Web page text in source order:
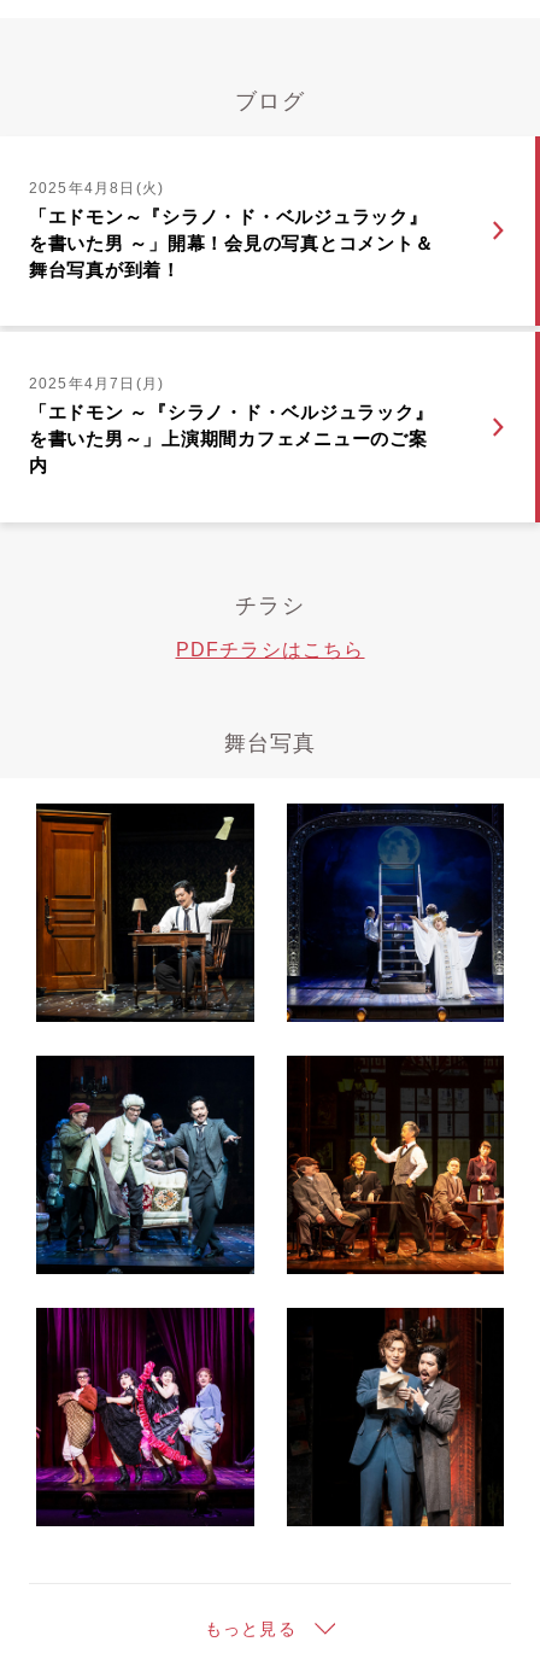
ブログ
2025年4月8日(火)
「エドモン～『シラノ・ド・ベルジュラック』
を書いた男 ～」開幕！会見の写真とコメント＆
舞台写真が到着！
2025年4月7日(月)
「エドモン ～『シラノ・ド・ベルジュラック』
を書いた男～」上演期間カフェメニューのご案
内
チラシ
PDFチラシはこちら
舞台写真
もっと見る